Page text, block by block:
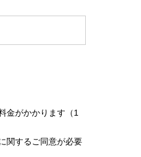
金がかかります（1
関するご同意が必要